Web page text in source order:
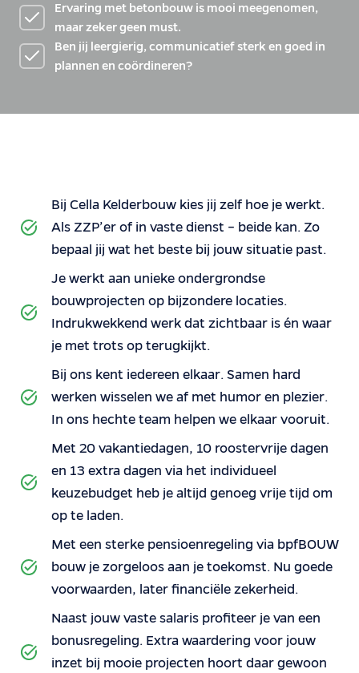
Ervaring met betonbouw is mooi meegenomen,
maar zeker geen must.
Ben jij leergierig, communicatief sterk en goed in
plannen en coördineren?
Bij Cella Kelderbouw kies jij zelf hoe je werkt.
Als ZZP’er of in vaste dienst – beide kan. Zo
bepaal jij wat het beste bij jouw situatie past.
Je werkt aan unieke ondergrondse
bouwprojecten op bijzondere locaties.
Indrukwekkend werk dat zichtbaar is én waar
je met trots op terugkijkt.
Bij ons kent iedereen elkaar. Samen hard
werken wisselen we af met humor en plezier.
In ons hechte team helpen we elkaar vooruit.
Met 20 vakantiedagen, 10 roostervrije dagen
en 13 extra dagen via het individueel
keuzebudget heb je altijd genoeg vrije tijd om
op te laden.
Met een sterke pensioenregeling via bpfBOUW
bouw je zorgeloos aan je toekomst. Nu goede
voorwaarden, later financiële zekerheid.
Naast jouw vaste salaris profiteer je van een
bonusregeling. Extra waardering voor jouw
inzet bij mooie projecten hoort daar gewoon